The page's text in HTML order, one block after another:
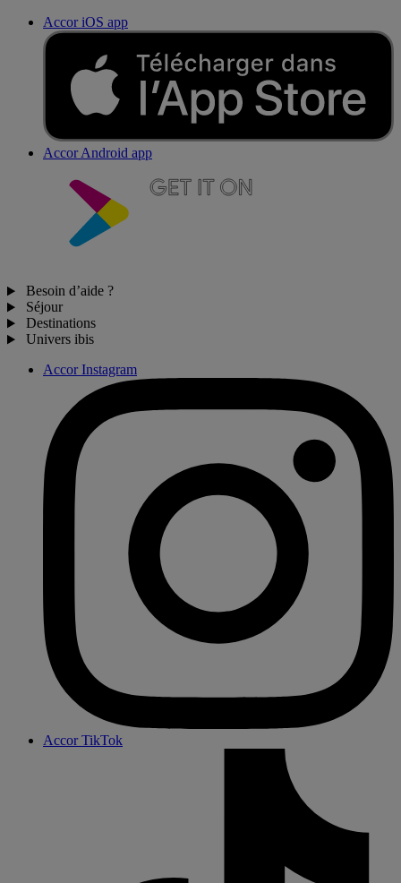
Accor iOS app
Accor Android app
Besoin d’aide ?
Séjour
Destinations
Univers ibis
Accor Instagram
Accor TikTok